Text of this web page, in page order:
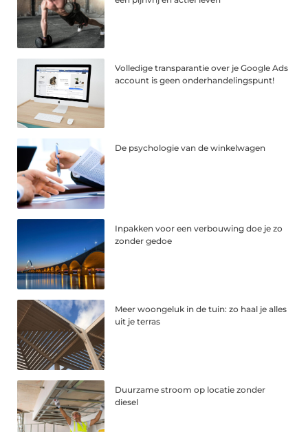
Volledige transparantie over je Google Ads
account is geen onderhandelingspunt!
De psychologie van de winkelwagen
Inpakken voor een verbouwing doe je zo
zonder gedoe
Meer woongeluk in de tuin: zo haal je alles
uit je terras
Duurzame stroom op locatie zonder
diesel